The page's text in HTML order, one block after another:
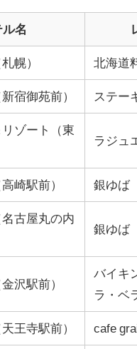
ル名
幌） 北海道
宿御苑前） ステー
ゾート（東
ラジュ
崎駅前） 銀ゆば
古屋丸の内
銀ゆば
沢駅前）
バイキ
ラ・ベ
王寺駅前） cafe